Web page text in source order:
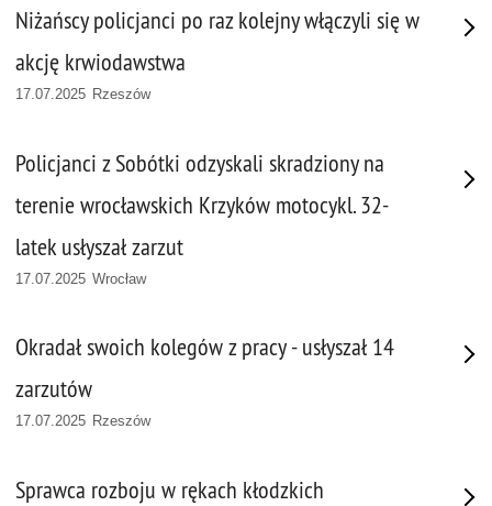
Niżańscy policjanci po raz kolejny włączyli się w
akcję krwiodawstwa
17.07.2025 Rzeszów
Policjanci z Sobótki odzyskali skradziony na
terenie wrocławskich Krzyków motocykl. 32-
latek usłyszał zarzut
17.07.2025 Wrocław
Okradał swoich kolegów z pracy - usłyszał 14
zarzutów
17.07.2025 Rzeszów
Sprawca rozboju w rękach kłodzkich